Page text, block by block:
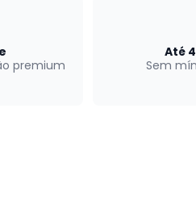
premium
Até
Sem